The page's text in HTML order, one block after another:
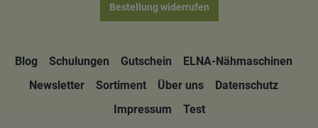
Bestellung widerrufen
Blog Schulungen Gutschein
ELNA-Nähmaschinen
Newsletter
Sortiment Über uns
Datenschutz
Impressum
Test